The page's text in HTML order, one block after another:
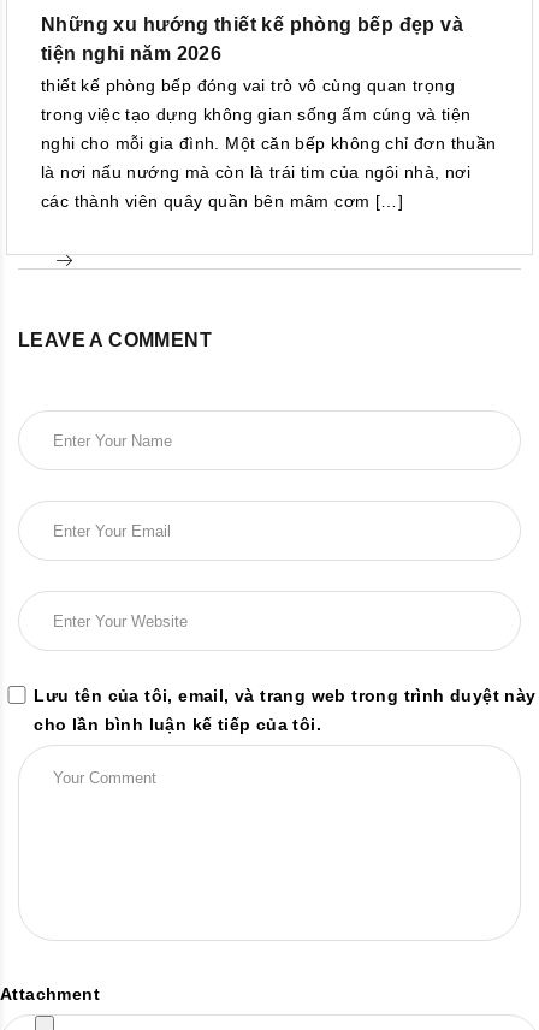
Những xu hướng thiết kế phòng bếp đẹp và
tiện nghi năm 2026
thiết kế phòng bếp đóng vai trò vô cùng quan trọng
trong việc tạo dựng không gian sống ấm cúng và tiện
nghi cho mỗi gia đình. Một căn bếp không chỉ đơn thuần
là nơi nấu nướng mà còn là trái tim của ngôi nhà, nơi
các thành viên quây quần bên mâm cơm […]
LEAVE A COMMENT
Lưu tên của tôi, email, và trang web trong trình duyệt này
cho lần bình luận kế tiếp của tôi.
Attachment